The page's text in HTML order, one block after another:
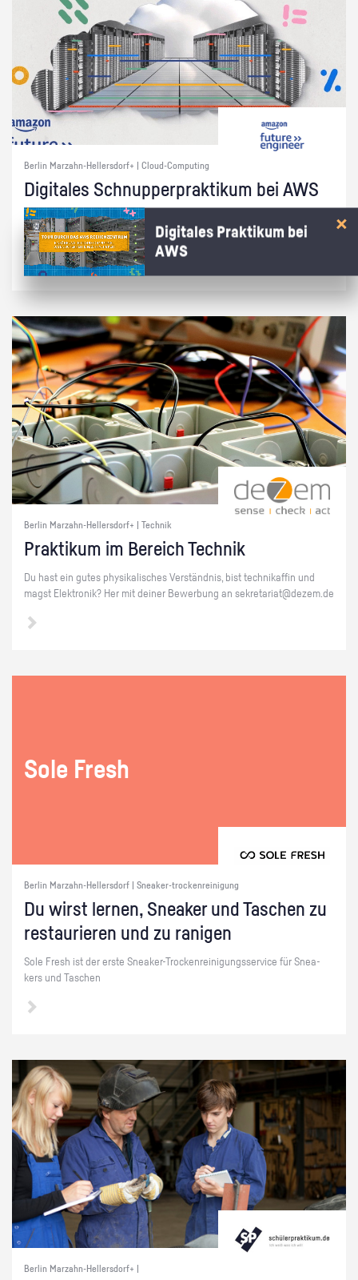
Berlin Marzahn-Hellersdorf+ | Cloud-Computing
Di­gi­ta­les Schnup­per­prak­ti­kum bei AWS
Wie kommt die Cham­pi­ons Le­ague auf dei­nen Bild­schirm? Ent­de­cke in
15 Min. bei AWS, wie die Cloud das mög­lich macht!
Berlin Marzahn-Hellersdorf+ | Technik
Prak­ti­kum im Be­reich Tech­nik
Du hast ein gutes phy­si­ka­li­sches Ver­ständ­nis, bist tech­ni­kaf­fin und
magst Elek­tro­nik? Her mit dei­ner Be­wer­bung an se­kre­ta­ri­at@​dezem.​de
Sole Fresh
Berlin Marzahn-Hellersdorf | Sneaker-trockenreinigung
Du wirst ler­nen, Snea­ker und Ta­schen zu
re­stau­rie­ren und zu ra­ni­gen
Sole Fresh ist der erste Snea­ker-Tro­cken­rei­ni­gungs­ser­vice für Snea­
kers und Ta­schen
Berlin Marzahn-Hellersdorf+ |
Digitales Praktikum bei
AWS